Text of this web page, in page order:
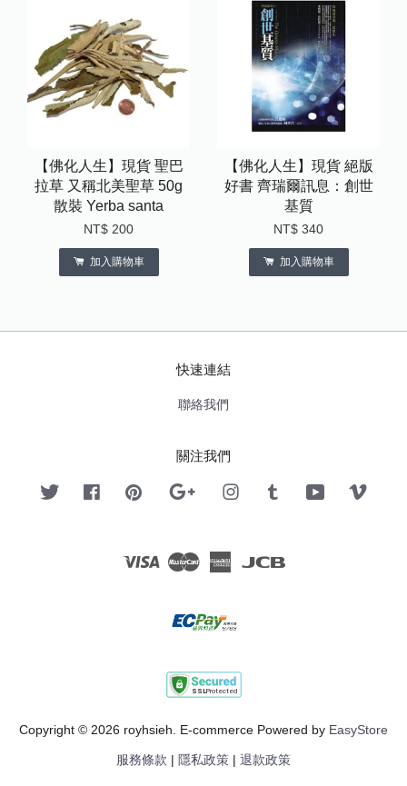
【佛化人生】現貨 聖巴
拉草 又稱北美聖草 50g
散裝 Yerba santa
NT$ 200
加入購物車
【佛化人生】現貨 絕版
好書 齊瑞爾訊息：創世
基質
NT$ 340
加入購物車
快速連結
聯絡我們
關注我們
Twitter FacebookPinterest Google InstagramTumblr YouTube
Visa Master American
Copyright © 2026 royhsieh. E-commerce Powered by EasyStore
服務條款 隱私政策 退款政策